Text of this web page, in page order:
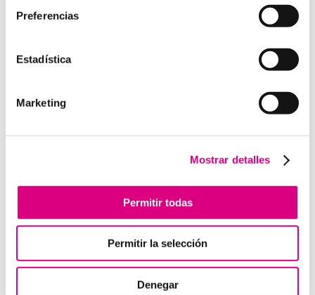
Preferencias
Estadística
Marketing
Mostrar detalles
Permitir todas
Permitir la selección
Denegar
para publicar un
comentario.
Telefonía virtual para el trabajo remoto: comunícate
desde donde estés
Tendencias actuales en marketing y publicidad que
debes aplicar en tu plan de marketing